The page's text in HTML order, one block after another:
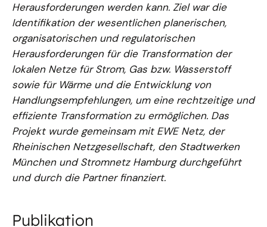
Herausforderungen werden kann. Ziel war die
Identifikation der wesentlichen planerischen,
organisatorischen und regulatorischen
Herausforderungen für die Transformation der
lokalen Netze für Strom, Gas bzw. Wasserstoff
sowie für Wärme und die Entwicklung von
Handlungsempfehlungen, um eine rechtzeitige und
effiziente Transformation zu ermöglichen. Das
Projekt wurde gemeinsam mit EWE Netz, der
Rheinischen Netzgesellschaft, den Stadtwerken
München und Stromnetz Hamburg durchgeführt
und durch die Partner finanziert.
Publikation